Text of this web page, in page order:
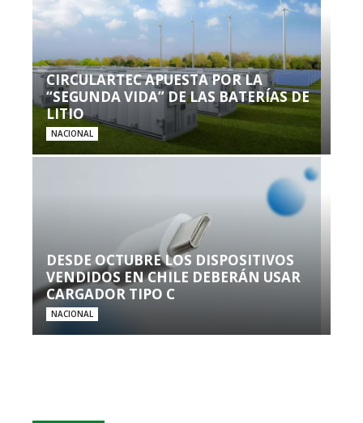
CIRCULARTEC APUESTA POR LA
“SEGUNDA VIDA” DE LAS BATERÍAS DE
LITIO
NACIONAL
DESDE OCTUBRE LOS DISPOSITIVOS
VENDIDOS EN CHILE DEBERÁN USAR
CARGADOR TIPO C
NACIONAL